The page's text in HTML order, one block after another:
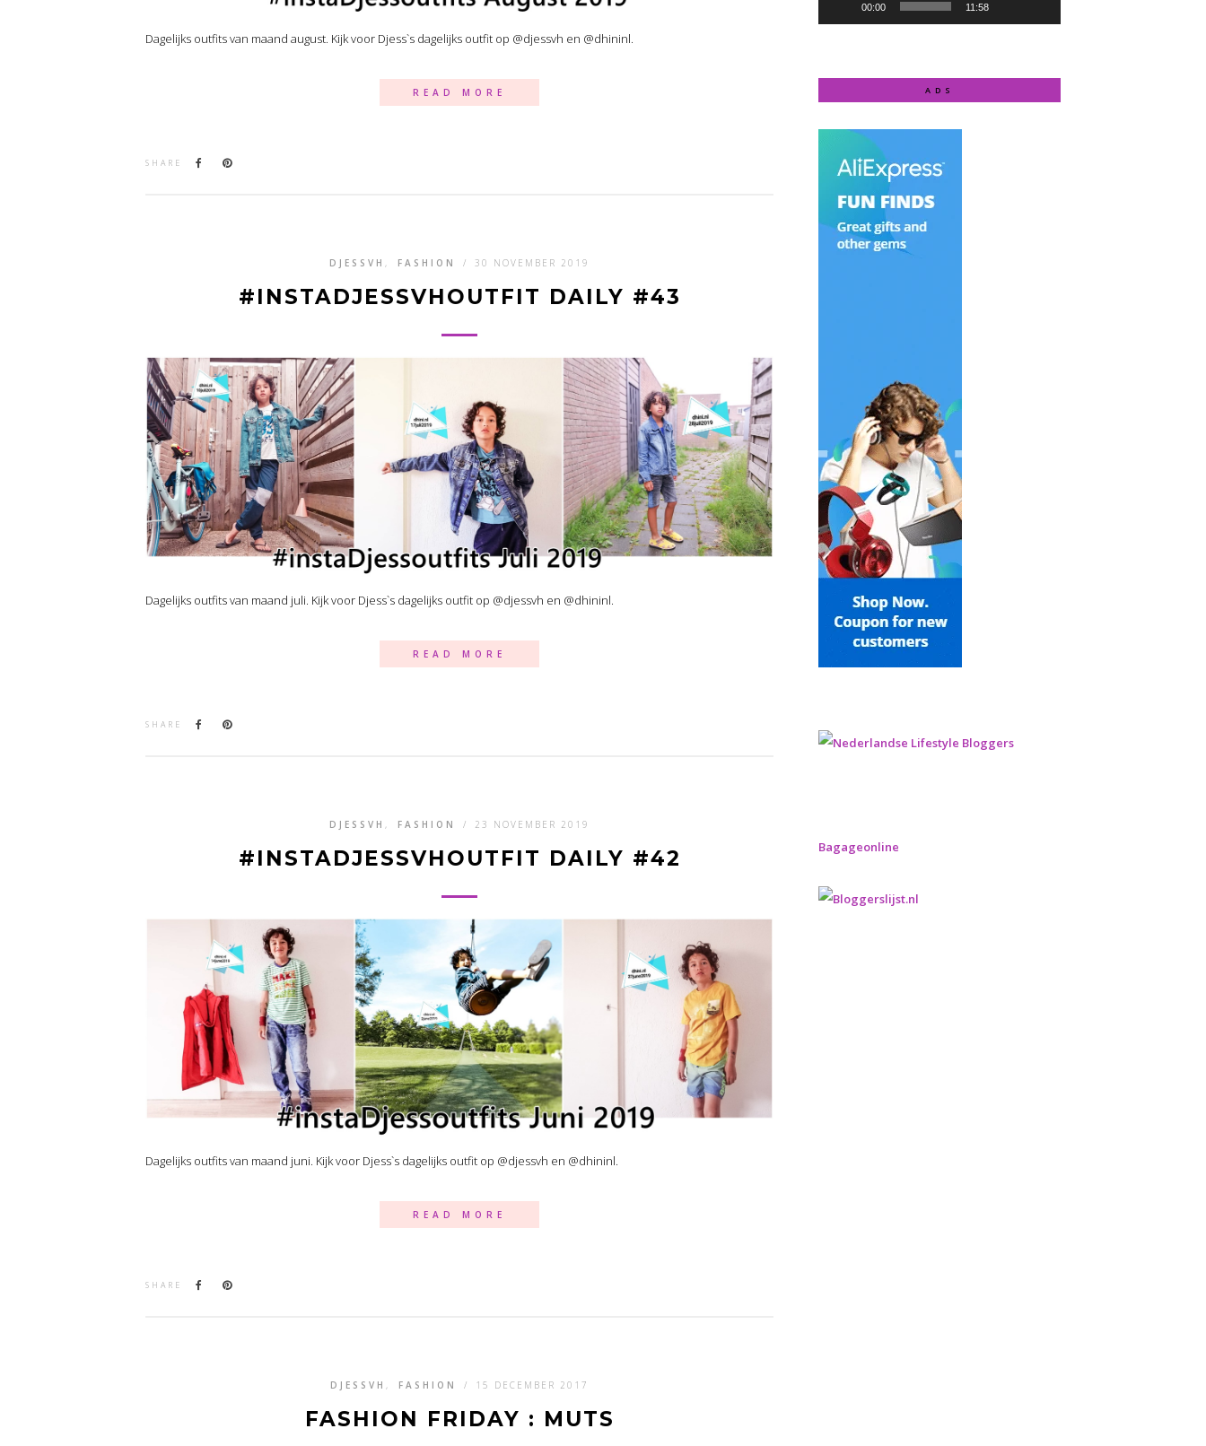
Dagelijks outfits van maand august. Kijk voor Djess`s dagelijks outfit op @djessvh en @dhininl.
READ MORE
SHARE
DJESSVH FASHION / 30 NOVEMBER 2019
#INSTADJESSVHOUTFIT DAILY #43
Dagelijks outfits van maand juli. Kijk voor Djess`s dagelijks outfit op @djessvh en @dhininl.
READ MORE
SHARE
DJESSVH FASHION / 23 NOVEMBER 2019
#INSTADJESSVHOUTFIT DAILY #42
Dagelijks outfits van maand juni. Kijk voor Djess`s dagelijks outfit op @djessvh en @dhininl.
READ MORE
SHARE
DJESSVH , FASHION / 15 DECEMBER 2017
FASHION FRIDAY : MUTS
00:00 11:58
ADS
Bagageonline